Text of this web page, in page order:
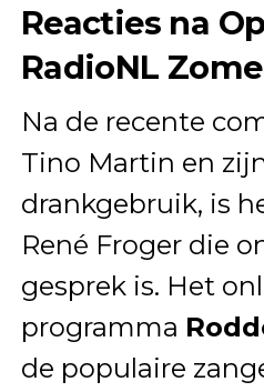
Reacties na
RadioNL
Na de recente
Tino Martin en
drankgebruik, is
René Froger die
gesprek is. Het
programma
de populaire